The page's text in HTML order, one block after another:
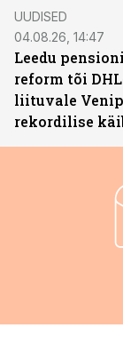
UUDISED
04.08.26, 14:47
Leedu
reform tõi
liituvale
rekordilise